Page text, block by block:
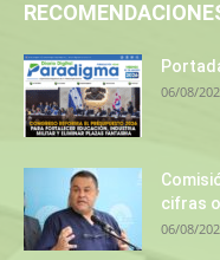
06/08/
cifras
06/08/